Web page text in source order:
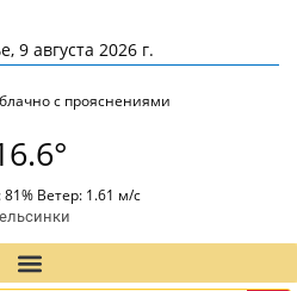
9 августа 2026 г.
с прояснениями
Ветер: 1.61 м/с